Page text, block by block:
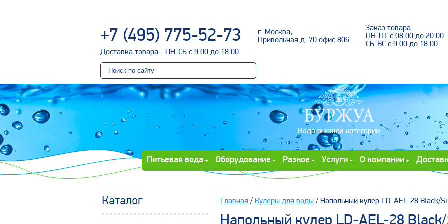
+7 (495) 775-52-73
г. Москва,
Привольная д. 70 офис 806
Заказ товара
ПН-ПТ с 08.00 до 20.00
СБ-ВС с 9.00 до 18.00
Доставка товара - ПН-СБ с 9.00 до 18.00
Питьевая вода Оборудование Разное Услуги О компании
Главная / Кулеры для воды / Напольный кулер LD-AEL-28 Black/